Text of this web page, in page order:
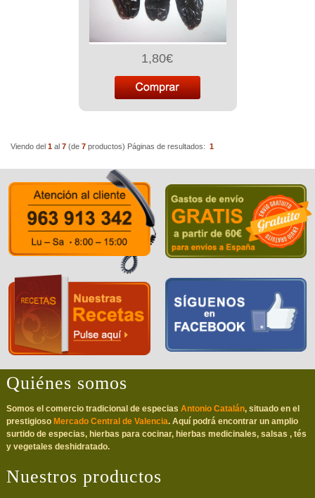
1,80€
Viendo del 1 al 7 (de 7 productos) Páginas de resultados: 1
Quiénes somos
Somos el comercio tradicional de especias Antonio Catalán, situado en el
prestigioso Mercado Central de Valencia. Aquí podrá encontrar un amplio
surtido de especias, hierbas para cocinar, hierbas medicinales, salsas , tés
y vegetales deshidratado.
Nuestros productos